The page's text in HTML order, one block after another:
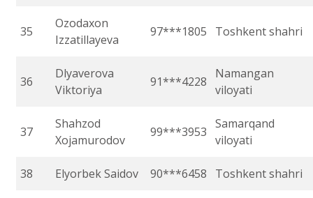
35
Ozodaxon
Izzatillayeva
97***1805 Toshkent shahri
36
Dlyaverova
Viktoriya
91***4228
Namangan
viloyati
37
Shahzod
Xojamurodov
99***3953
Samarqand
viloyati
38 Elyorbek Saidov 90***6458 Toshkent shahri